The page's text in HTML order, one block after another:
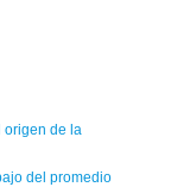
origen de la
del promedio